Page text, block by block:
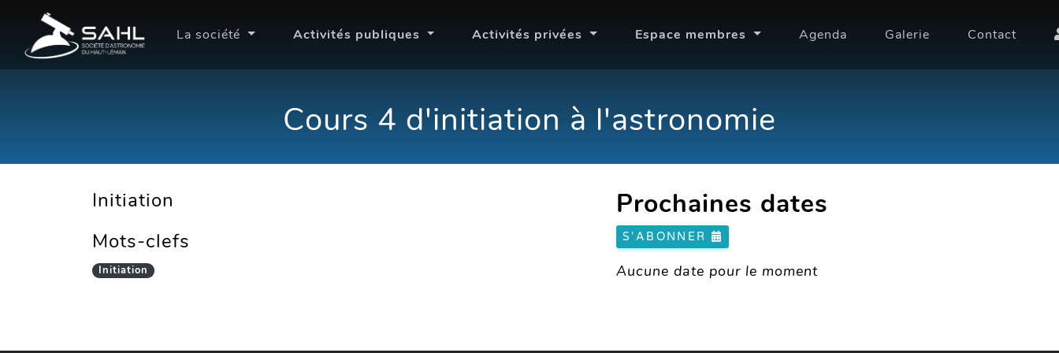
La société Activités publiques Activités privées Espace membres Agenda Galerie Contact
Cours 4 d'initiation à l'astronomie
Initiation
Mots-clefs
Initiation
Prochaines dates
S'ABONNER
Aucune date pour le moment